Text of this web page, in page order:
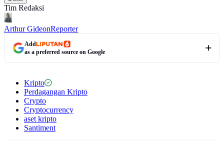
Tim Redaksi
Arthur GideonReporter
Add
as a preferred source on Google
Kripto
Perdagangan Kripto
Crypto
Cryptocurrency
aset kripto
Santiment